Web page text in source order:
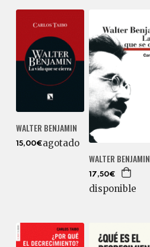
WALTER BENJAMIN
15,00€agotado
WALTER BENJAMIN
17,50€
disponible